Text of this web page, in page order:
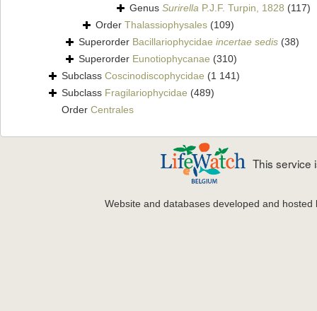
Genus Surirella P.J.F. Turpin, 1828 (117)
Order Thalassiophysales (109)
Superorder Bacillariophycidae incertae sedis (38)
Superorder Eunotiophycanae (310)
Subclass Coscinodiscophycidae (1 141)
Subclass Fragilariophycidae (489)
Order Centrales
This service
Website and databases developed and hosted